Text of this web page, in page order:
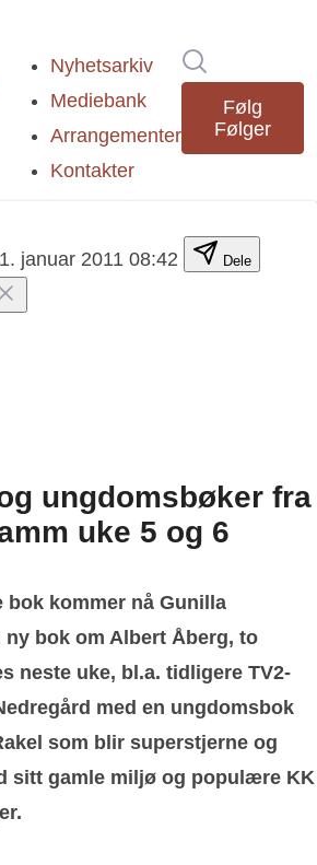
Nyhetsarkiv
Mediebank
Arrangementer
Kontakter
Følg
Følger
januar 2011 08:42 Dele
ungdomsbøker fra
uke 5 og 6
bok kommer nå Gunilla
ny bok om Albert Åberg, to
neste uke, bl.a. tidligere TV2-
med en ungdomsbok
som blir superstjerne og
sitt gamle miljø og populære KK